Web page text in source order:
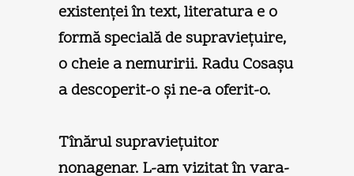
existenţei în text, literatura e o
formă specială de supravieţuire,
o cheie a nemuririi. Radu Cosaşu
a descoperit-o şi ne-a oferit-o.
Tînărul supravieţuitor
nonagenar. L-am vizitat în vara-